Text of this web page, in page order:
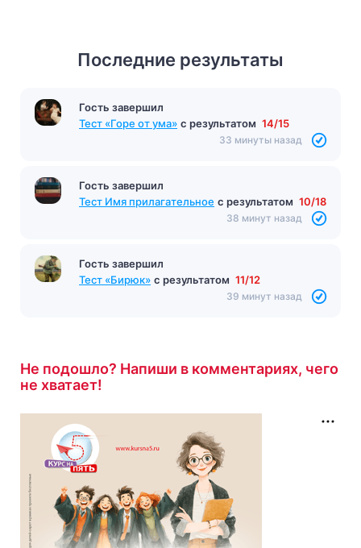
Последние результаты
Гость завершил
Тест «Горе от ума» с результатом 14/15
33 минуты назад
Гость завершил
Тест Имя прилагательное с результатом 10/18
38 минут назад
Гость завершил
Тест «Бирюк» с результатом 11/12
39 минут назад
Не подошло? Напиши в комментариях, чего
не хватает!